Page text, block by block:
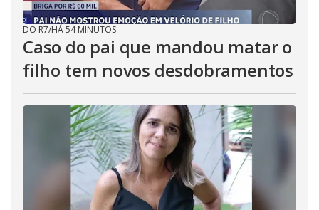
DO R7/HÁ 54 MINUTOS
Caso do pai que mandou matar o
filho tem novos desdobramentos